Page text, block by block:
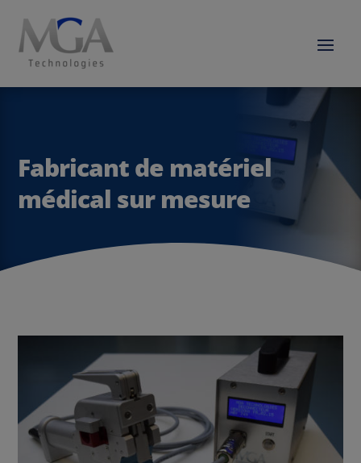
Fabricant de matériel
médical sur mesure